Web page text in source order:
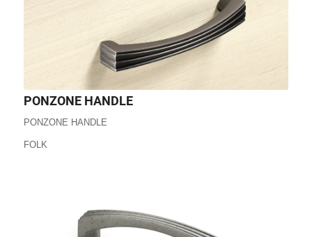
PONZONE HANDLE
PONZONE HANDLE
FOLK